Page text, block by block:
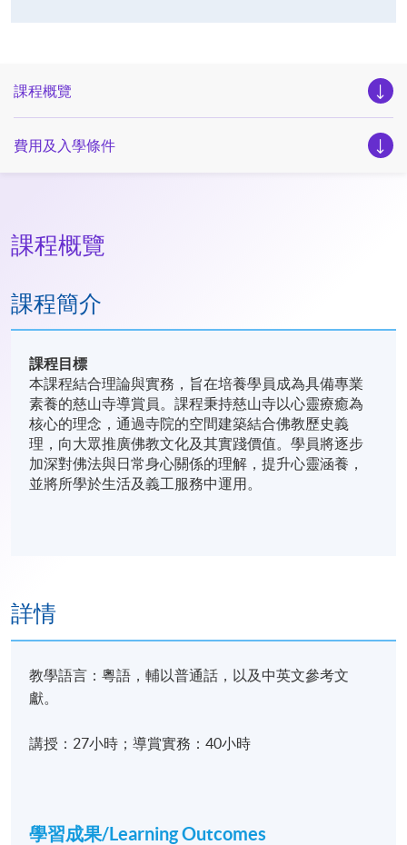
課程概覽
費用及入學條件
課程概覽
課程簡介
課程目標
本課程結合理論與實務，旨在培養學員成為具備專業
素養的慈山寺導賞員。課程秉持慈山寺以心靈療癒為
核心的理念，通過寺院的空間建築結合佛教歷史義
理，向大眾推廣佛教文化及其實踐價值。學員將逐步
加深對佛法與日常身心關係的理解，提升心靈涵養，
並將所學於生活及義工服務中運用。
詳情
教學語言：粵語，輔以普通話，以及中英文參考文
獻。
講授：27小時；導賞實務：40小時
學習成果/Learning Outcomes